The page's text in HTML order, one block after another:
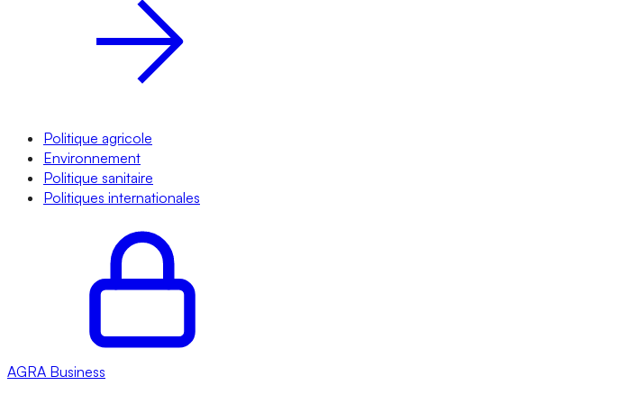
Politique agricole
Environnement
Politique sanitaire
Politiques internationales
AGRA Business